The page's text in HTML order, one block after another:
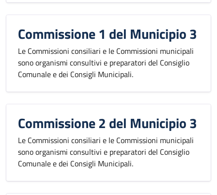
Commissione 1 del Municipio 3
Le Commissioni consiliari e le Commissioni municipali
sono organismi consultivi e preparatori del Consiglio
Comunale e dei Consigli Municipali.
Commissione 2 del Municipio 3
Le Commissioni consiliari e le Commissioni municipali
sono organismi consultivi e preparatori del Consiglio
Comunale e dei Consigli Municipali.